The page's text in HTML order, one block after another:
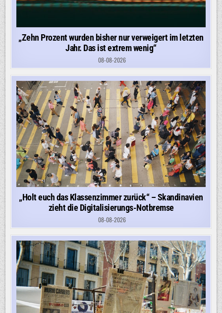
„Zehn Prozent wurden bisher nur verweigert im letzten
Jahr. Das ist extrem wenig“
08-08-2026
„Holt euch das Klassenzimmer zurück“ – Skandinavien
zieht die Digitalisierungs-Notbremse
08-08-2026